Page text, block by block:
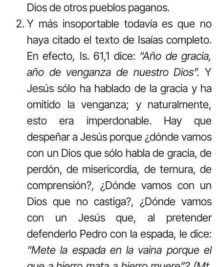
Dios de otros pueblos paganos.
Y más insoportable todavía es que no
haya citado el texto de Isaías completo.
En efecto, Is. 61,1 dice: “Año de gracia,
año de venganza de nuestro Dios”. Y
Jesús sólo ha hablado de la gracia y ha
omitido la venganza; y naturalmente,
esto era imperdonable. Hay que
despeñar a Jesús porque ¿dónde vamos
con un Dios que sólo habla de gracia, de
perdón, de misericordia, de ternura, de
comprensión?, ¿Dónde vamos con un
Dios que no castiga?, ¿Dónde vamos
con un Jesús que, al pretender
defenderlo Pedro con la espada, le dice:
“Mete la espada en la vaina porque el